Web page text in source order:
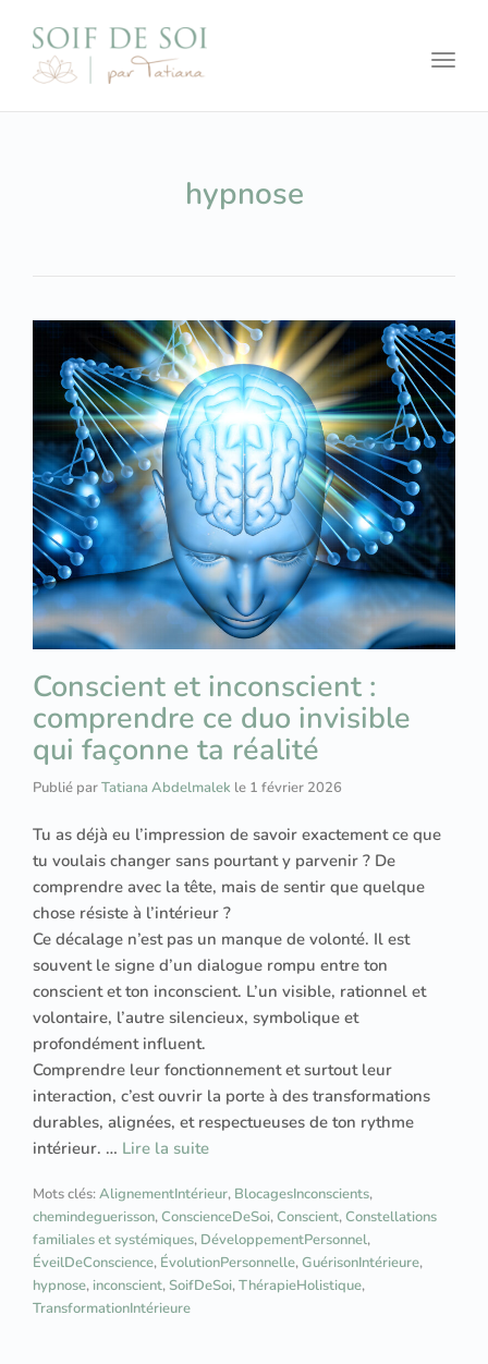
hypnose
Conscient et inconscient :
comprendre ce duo invisible
qui façonne ta réalité
Publié parTatiana Abdelmalek le 1 février 2026
Tu as déjà eu l’impression de savoir exactement ce que
tu voulais changer sans pourtant y parvenir ? De
comprendre avec la tête, mais de sentir que quelque
chose résiste à l’intérieur ?
Ce décalage n’est pas un manque de volonté. Il est
souvent le signe d’un dialogue rompu entre ton
conscient et ton inconscient. L’un visible, rationnel et
volontaire, l’autre silencieux, symbolique et
profondément influent.
Comprendre leur fonctionnement et surtout leur
interaction, c’est ouvrir la porte à des transformations
durables, alignées, et respectueuses de ton rythme
intérieur. … Lire la suite
Mots clés:AlignementIntérieur, BlocagesInconscients,
chemindeguerisson,ConscienceDeSoi,Conscient,Constellations
familiales et systémiques, DéveloppementPersonnel,
ÉveilDeConscience, ÉvolutionPersonnelle,GuérisonIntérieure,
hypnose, inconscient,SoifDeSoi,ThérapieHolistique,
TransformationIntérieure